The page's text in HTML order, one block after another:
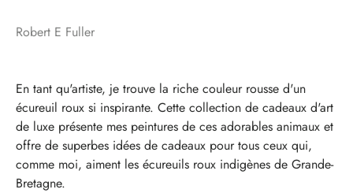
Robert E Fuller
En tant qu'artiste, je trouve la riche couleur rousse d'un
écureuil roux si inspirante. Cette collection de cadeaux d'art
de luxe présente mes peintures de ces adorables animaux et
offre de superbes idées de cadeaux pour tous ceux qui,
comme moi, aiment les écureuils roux indigènes de Grande-
Bretagne.